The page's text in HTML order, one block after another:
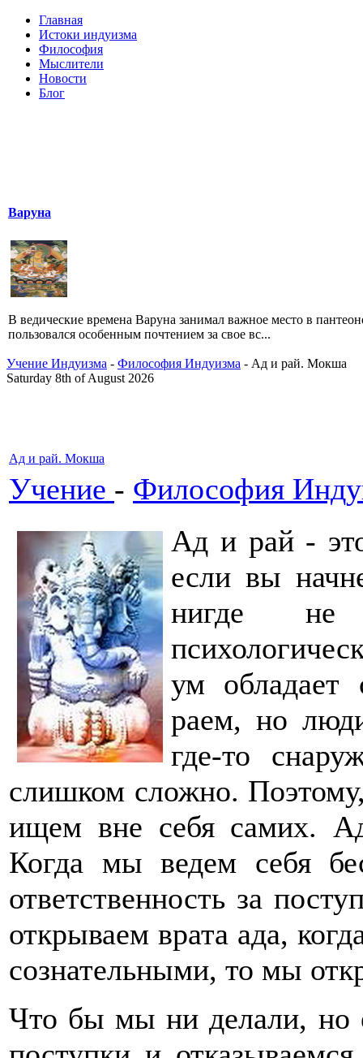
Главная
Истоки индуизма
Философия
Мыслители
Новости
Блог
Варуна
В ведические времена Варуна занимал важное место в
пользовался особенным почтением за свое вс...
Учение Индуизма - Философия Индуизма - Ад и рай. Мокша
Saturday 8th of August 2026
Ад и рай. Мокша
Учение - Философия
Ад и рай -
если вы
нигде не
ум обладает
раем, но
где-то
слишком сложно.
ищем вне себя самих.
Когда мы ведем себя
ответственность за
открываем врата ада,
сознательными, то мы
Что бы мы ни делали, но